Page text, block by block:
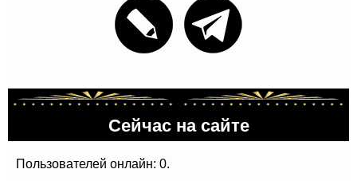
Сейчас на сайте
Пользователей онлайн: 0.